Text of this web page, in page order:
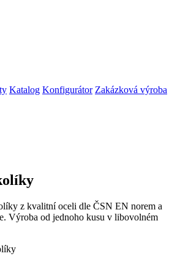
Katalog Konfigurátor Zakázková výroba
z kvalitní oceli dle ČSN EN norem a
Výroba od jednoho kusu v libovolném